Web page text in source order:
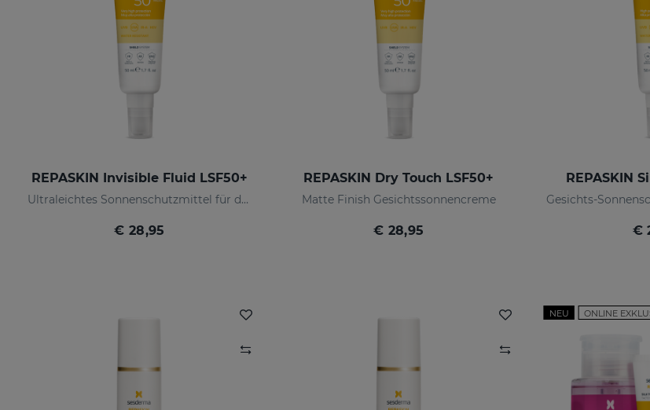
REPASKIN Invisible Fluid LSF50+
Ultraleichtes Sonnenschutzmittel für das Gesicht
€ 28,95
REPASKIN Dry Touch LSF50+
Matte Finish Gesichtssonnencreme
€ 28,95
REPASKIN
€
NEU ONLINE